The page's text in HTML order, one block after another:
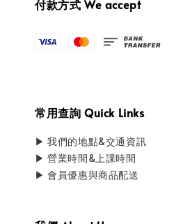
付款方式 We accept
常用查詢 Quick Links
▶ 我們的地點&交通資訊
▶ 營業時間&上課時間
▶ 會員優惠與商品配送